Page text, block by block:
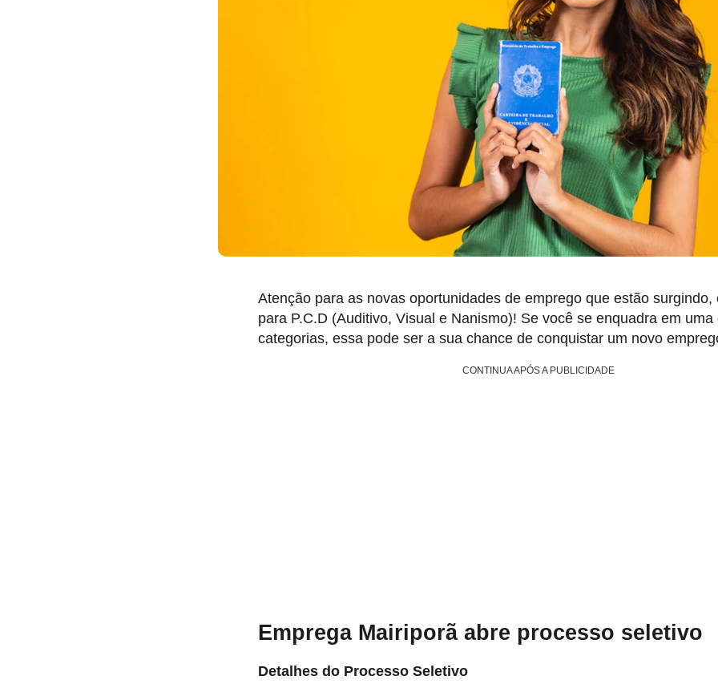
Atenção para as novas oportunidades de emprego que estão surgindo,
para P.C.D (Auditivo, Visual e Nanismo)! Se você se enquadra em uma
categorias, essa pode ser a sua chance de conquistar um novo
CONTINUA APÓS A PUBLICIDADE
Emprega Mairiporã abre processo seletivo
Detalhes do Processo Seletivo